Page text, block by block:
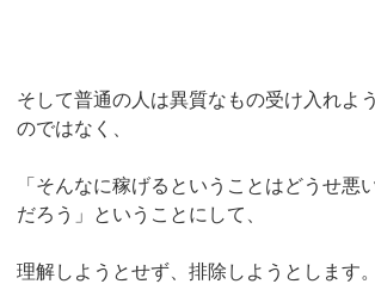
そして普通の人は異質なもの受け入れよ
のではなく、
「そんなに稼げるということはどうせ悪
だろう」ということにして、
理解しようとせず、排除しようとします。